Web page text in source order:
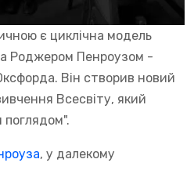
є циклічна модель
Роджером Пенроузом -
Він створив новий
Всесвіту, який
поглядом".
, у далекому